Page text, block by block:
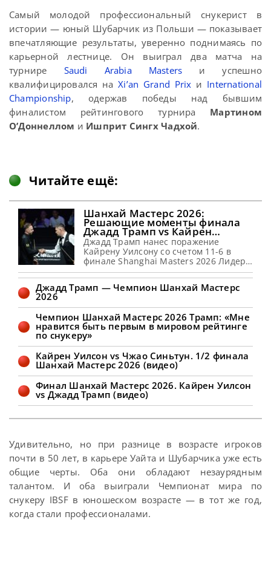
Самый молодой профессиональный снукерист в
истории — юный Шубарчик из Польши — показывает
впечатляющие результаты, уверенно поднимаясь по
карьерной лестнице. Он выиграл два матча на
турнире Saudi Arabia Masters и успешно
квалифицировался наXi’an Grand Prix и International
Championship, одержав победы над бывшим
финалистом рейтингового турнира Мартином
О’Доннеллом и Ишприт Сингх Чадхой.
Читайте ещё:
Шанхай Мастерс 2026:
Решающие моменты финала
Джадд Трамп vs Кайрен
Уилсон (видео)
Джадд Трамп нанес поражение
Кайрену Уилсону со счетом 11-6 в
финале Shanghai Masters 2026 Лидер
мирового рейтинга Джадд Трамп
завоевал второй титул в Шанхае,
обыграв Кайрена Уилсона со счетом
Туз на пути к победе оформил серии в
73, 62, 67, 55, 82 и 51 очка. В то время
как
Джадд Трамп — Чемпион Шанхай Мастерс
2026
Чемпион Шанхай Мастерс 2026 Трамп: «Мне
нравится быть первым в мировом рейтинге
по снукеру»
Кайрен Уилсон vs Чжао Синьтун. 1/2 финала
Шанхай Мастерс 2026 (видео)
Финал Шанхай Мастерс 2026. Кайрен Уилсон
vs Джадд Трамп (видео)
Удивительно, но при разнице в возрасте игроков
почти в 50 лет, в карьере Уайта и Шубарчика уже есть
общие черты. Оба они обладают незаурядным
талантом. И оба выиграли Чемпионат мира по
снукеру IBSF в юношеском возрасте — в тот же год,
когда стали профессионалами.